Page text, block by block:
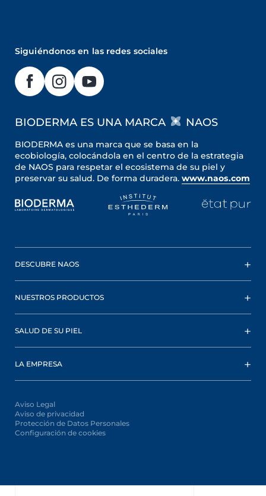
Siguiéndonos en las redes sociales
BIODERMA ES UNA MARCA NAOS
BIODERMA es una marca que se basa en la
ecobiología, colocándola en el centro de la estrategia
de NAOS para respetar el ecosistema de su piel y
preservar su salud. De forma duradera. www.naos.com
DESCUBRE NAOS
NUESTROS PRODUCTOS
SALUD DE SU PIEL
LA EMPRESA
Aviso Legal
Aviso de privacidad
Protección de Datos Personales
Configuración de cookies